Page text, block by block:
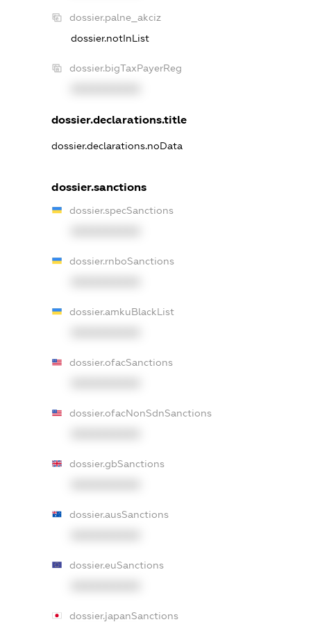
dossier.palne_akciz
dossier.notInList
dossier.bigTaxPayerReg
dossier.declarations.title
dossier.declarations.noData
dossier.sanctions
dossier.specSanctions
dossier.rnboSanctions
dossier.amkuBlackList
dossier.ofacSanctions
dossier.ofacNonSdnSanctions
dossier.gbSanctions
dossier.ausSanctions
dossier.euSanctions
dossier.japanSanctions